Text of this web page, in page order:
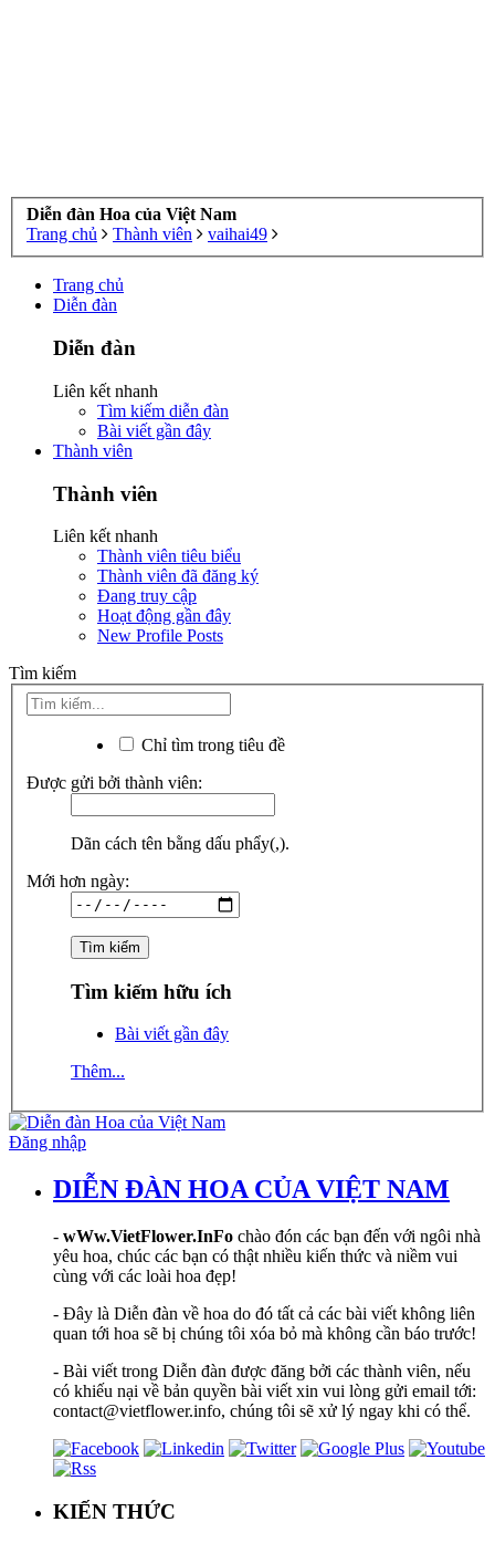
Diễn đàn Hoa của Việt Nam
Trang chủ
Thành viên vaihai49
Trang chủ
Diễn đàn
Diễn đàn
Liên kết nhanh
Tìm kiếm diễn đàn
Bài viết gần đây
Thành viên
Thành viên
Liên kết nhanh
Thành viên tiêu biểu
Thành viên đã đăng ký
Đang truy cập
Hoạt động gần đây
New Profile Posts
Tìm kiếm
Chỉ tìm trong tiêu đề
Được gửi bởi thành viên:
Dãn cách tên bằng dấu phẩy(,).
Mới hơn ngày:
Tìm kiếm hữu ích
Bài viết gần đây
Thêm...
Đăng nhập
DIỄN ĐÀN HOA CỦA VIỆT NAM
- wWw.VietFlower.InFo chào đón các bạn đến với ngôi nhà
yêu hoa, chúc các bạn có thật nhiều kiến thức và niềm vui
cùng với các loài hoa đẹp!
- Đây là Diễn đàn về hoa do đó tất cả các bài viết không liên
quan tới hoa sẽ bị chúng tôi xóa bỏ mà không cần báo trước!
- Bài viết trong Diễn đàn được đăng bởi các thành viên, nếu
có khiếu nại về bản quyền bài viết xin vui lòng gửi email tới:
contact@vietflower.info, chúng tôi sẽ xử lý ngay khi có thể.
KIẾN THỨC